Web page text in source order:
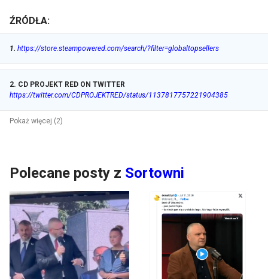
ŹRÓDŁA:
1. https://store.steampowered.com/search/?filter=globaltopsellers
2. CD PROJEKT RED ON TWITTER
https://twitter.com/CDPROJEKTRED/status/1137817757221904385
Pokaż więcej (2)
Polecane posty z Sortowni